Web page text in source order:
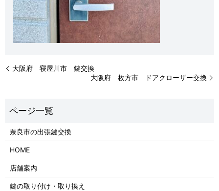
大阪府 寝屋川市 鍵交換
大阪府 枚方市 ドアクローザー交換
奈良市の出張鍵交換
HOME
店舗案内
鍵の取り付け・取り換え